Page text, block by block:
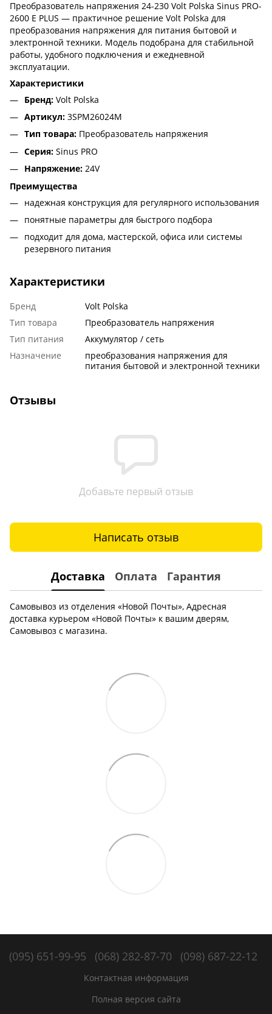
Преобразователь напряжения 24-230 Volt Polska Sinus PRO-
2600 E PLUS — практичное решение Volt Polska для
преобразования напряжения для питания бытовой и
электронной техники. Модель подобрана для стабильной
работы, удобного подключения и ежедневной
эксплуатации.
Характеристики
Бренд: Volt Polska
Артикул: 3SPM26024M
Тип товара: Преобразователь напряжения
Серия: Sinus PRO
Напряжение: 24V
Преимущества
надежная конструкция для регулярного использования
понятные параметры для быстрого подбора
подходит для дома, мастерской, офиса или системы
резервного питания
Характеристики
Бренд
Volt Polska
Тип товара
Преобразователь напряжения
Тип питания
Аккумулятор / сеть
Назначение
преобразования напряжения для
питания бытовой и электронной техники
Отзывы
Добавьте первый отзыв
Написать отзыв
Доставка Оплата Гарантия
Самовывоз из отделения «Новой Почты», Адресная
доставка курьером «Новой Почты» к вашим дверям,
Самовывоз с магазина.
(095) 651-99-95 (068) 282-87-70 (098) 687-22-12
Контактная информация
Полная версия сайта